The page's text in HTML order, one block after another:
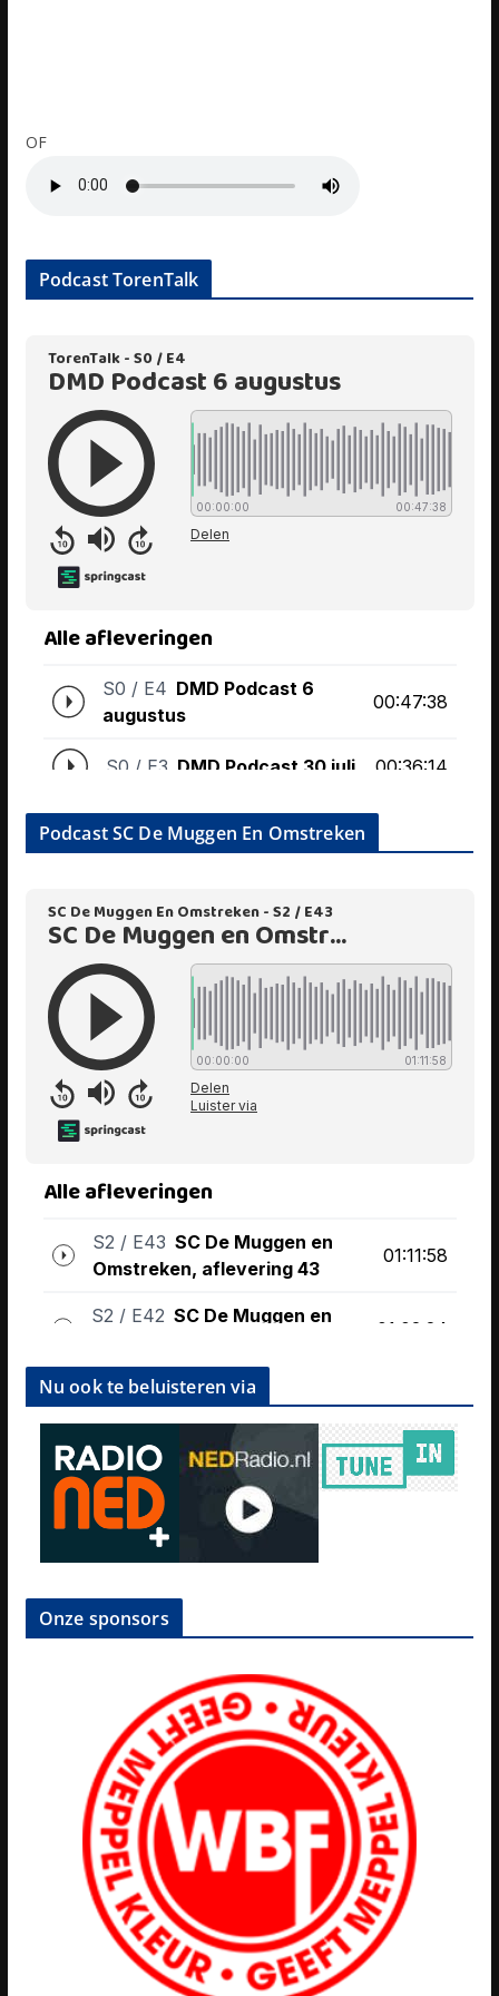
OF
Podcast TorenTalk
Podcast SC De Muggen En Omstreken
Nu ook te beluisteren via
Onze sponsors